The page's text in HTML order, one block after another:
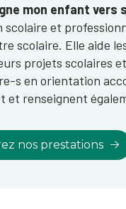
mon enfant vers
scolaire et
scolaire. Elle aide
projets scolaires
s en orientation
et renseignent
nos prestations